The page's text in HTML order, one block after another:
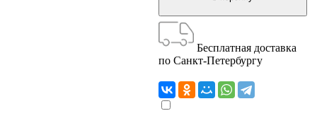
Бесплатная доставка
по Санкт-Петербургу